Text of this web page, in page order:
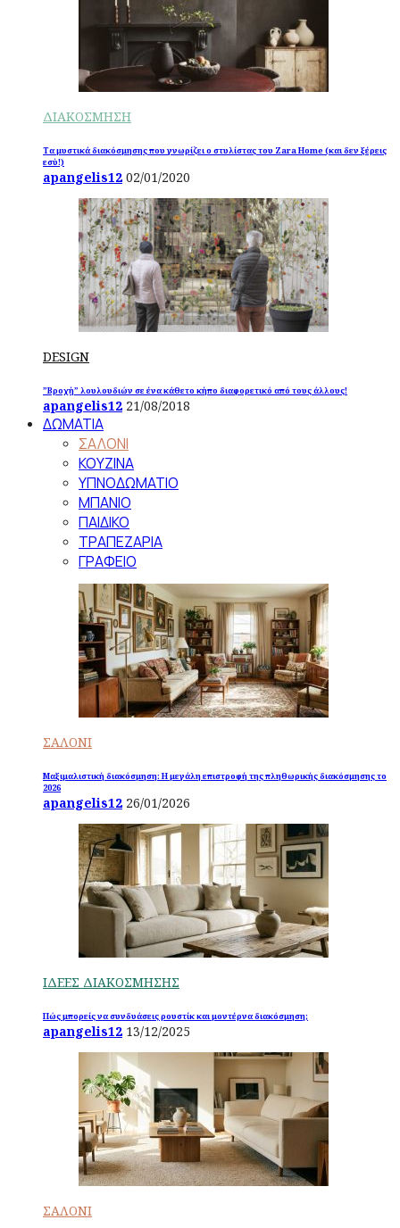
ΔΙΑΚΟΣΜΗΣΗ
Τα μυστικά διακόσμησης που γνωρίζει ο στυλίστας του Zara Home (και δεν ξέρεις
εσύ!)
apangelis12 02/01/2020
DESIGN
”Βροχή” λουλουδιών σε ένα κάθετο κήπο διαφορετικό από τους άλλους!
apangelis12 21/08/2018
ΔΩΜΑΤΙΑ
ΣΑΛΟΝΙ
ΚΟΥΖΙΝΑ
ΥΠΝΟΔΩΜΑΤΙΟ
ΜΠΑΝΙΟ
ΠΑΙΔΙΚΟ
ΤΡΑΠΕΖΑΡΙΑ
ΓΡΑΦΕΙΟ
ΣΑΛΟΝΙ
Μαξιμαλιστική διακόσμηση: Η μεγάλη επιστροφή της πληθωρικής διακόσμησης το
2026
apangelis12 26/01/2026
ΙΔΕΕΣ ΔΙΑΚΟΣΜΗΣΗΣ
Πώς μπορείς να συνδυάσεις ρουστίκ και μοντέρνα διακόσμηση;
apangelis12 13/12/2025
ΣΑΛΟΝΙ